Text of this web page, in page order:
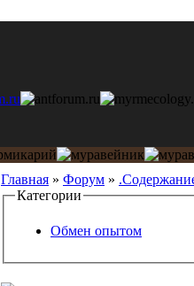
Главная » Форум »
Категории
Обмен опытом